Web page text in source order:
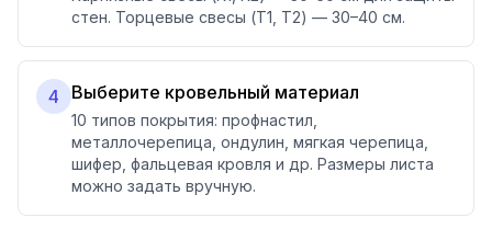
стен. Торцевые свесы (T1, T2) — 30–40 см.
4 Выберите кровельный материал
10 типов покрытия: профнастил,
металлочерепица, ондулин, мягкая черепица,
шифер, фальцевая кровля и др. Размеры листа
можно задать вручную.